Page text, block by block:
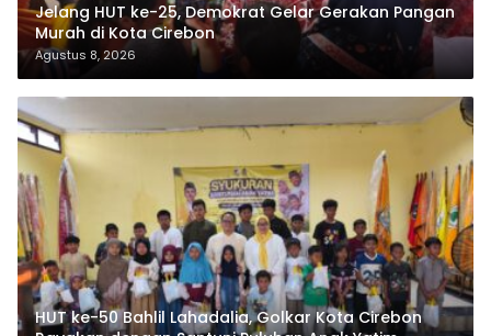
Jelang HUT ke-25, Demokrat Gelar Gerakan Pangan
Murah di Kota Cirebon
Agustus 8, 2026
HUT ke-50 Bahlil Lahadalia, Golkar Kota Cirebon